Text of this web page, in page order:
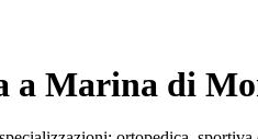
Marina di